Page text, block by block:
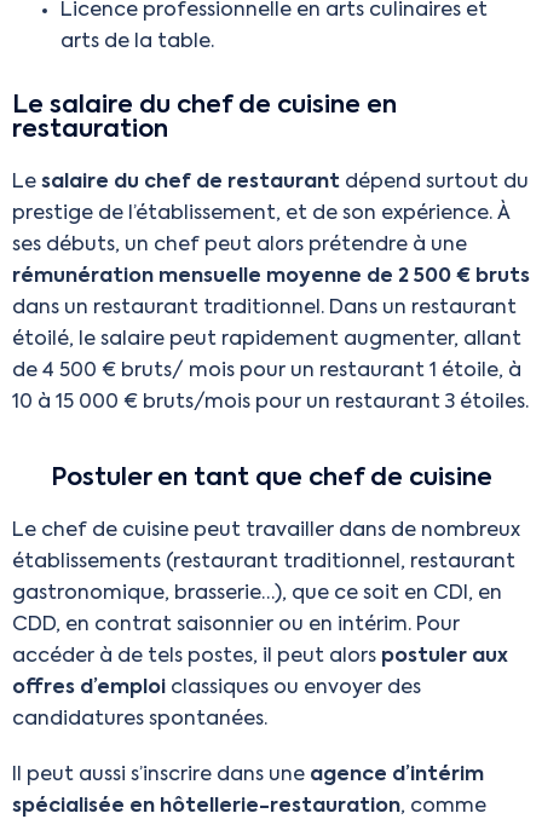
Licence professionnelle en arts culinaires et
arts de la table.
Le salaire du chef de cuisine en
restauration
Le salaire du chef de restaurant dépend surtout du
prestige de l’établissement, et de son expérience. À
ses débuts, un chef peut alors prétendre à une
rémunération mensuelle moyenne de 2 500 € bruts
dans un restaurant traditionnel. Dans un restaurant
étoilé, le salaire peut rapidement augmenter, allant
de 4 500 € bruts/ mois pour un restaurant 1 étoile, à
10 à 15 000 € bruts/mois pour un restaurant 3 étoiles.
Postuler en tant que chef de cuisine
Le chef de cuisine peut travailler dans de nombreux
établissements (restaurant traditionnel, restaurant
gastronomique, brasserie…), que ce soit en CDI, en
CDD, en contrat saisonnier ou en intérim. Pour
accéder à de tels postes, il peut alors postuler aux
offres d’emploi classiques ou envoyer des
candidatures spontanées.
Il peut aussi s’inscrire dans une agence d’intérim
spécialisée en hôtellerie-restauration, comme